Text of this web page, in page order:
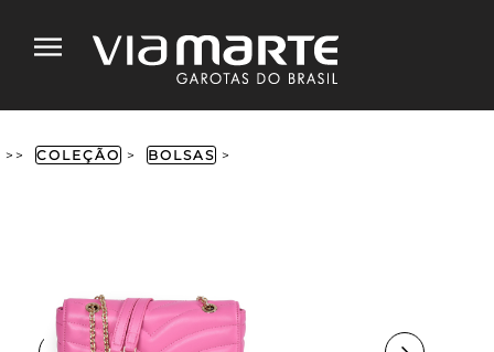
>> COLEÇÃO > BOLSAS >